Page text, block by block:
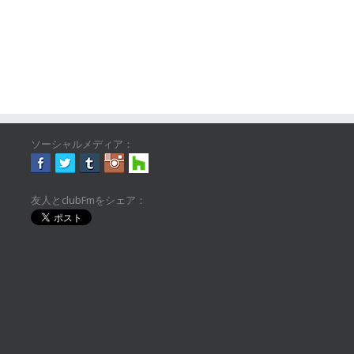
ソーシャルメディア：
友人とclubFmをシェア：